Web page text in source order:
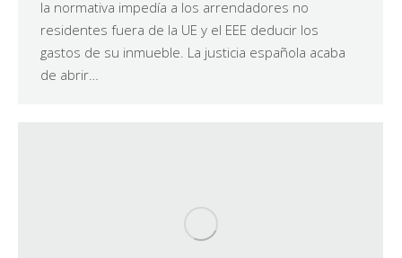
la normativa impedía a los arrendadores no
residentes fuera de la UE y el EEE deducir los
gastos de su inmueble. La justicia española acaba
de abrir…